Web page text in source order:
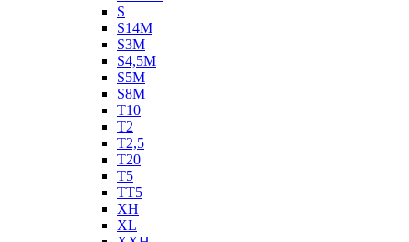
S
S14M
S3M
S4,5M
S5M
S8M
T10
T2
T2,5
T20
T5
TT5
XH
XL